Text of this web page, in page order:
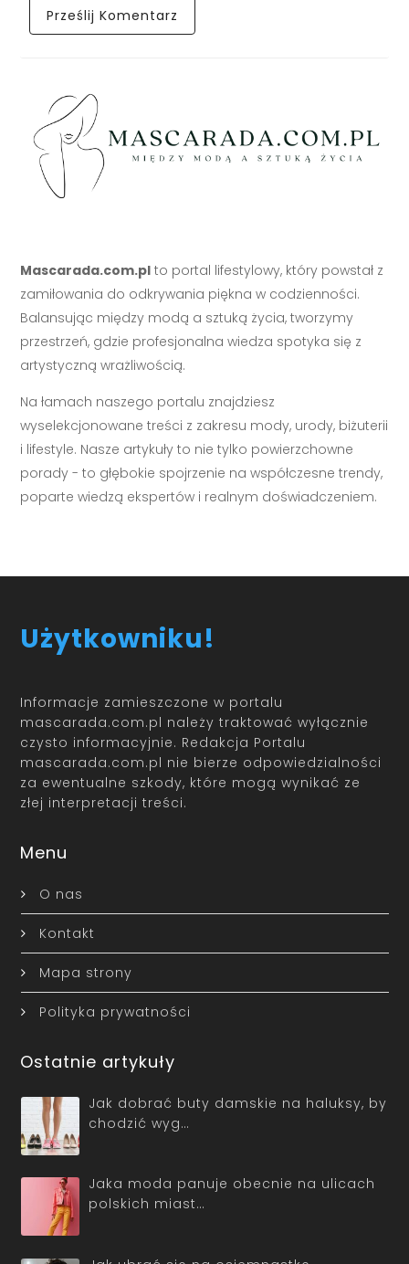
Mascarada.com.pl to portal lifestylowy, który powstał z
zamiłowania do odkrywania piękna w codzienności.
Balansując między modą a sztuką życia, tworzymy
przestrzeń, gdzie profesjonalna wiedza spotyka się z
artystyczną wrażliwością.
Na łamach naszego portalu znajdziesz
wyselekcjonowane treści z zakresu mody, urody, biżuterii
i lifestyle. Nasze artykuły to nie tylko powierzchowne
porady - to głębokie spojrzenie na współczesne trendy,
poparte wiedzą ekspertów i realnym doświadczeniem.
Użytkowniku!
Informacje zamieszczone w portalu
mascarada.com.pl należy traktować wyłącznie
czysto informacyjnie. Redakcja Portalu
mascarada.com.pl nie bierze odpowiedzialności
za ewentualne szkody, które mogą wynikać ze
złej interpretacji treści.
Menu
O nas
Kontakt
Mapa strony
Polityka prywatności
Ostatnie artykuły
Jak dobrać buty damskie na haluksy, by
chodzić wyg…
Jaka moda panuje obecnie na ulicach
polskich miast…